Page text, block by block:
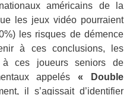
américains de la
les jeux vidéo pourraient
les risques de démence
à ces conclusions, les
à ces joueurs seniors de
appelés« Double
il s’agissait d’identifier